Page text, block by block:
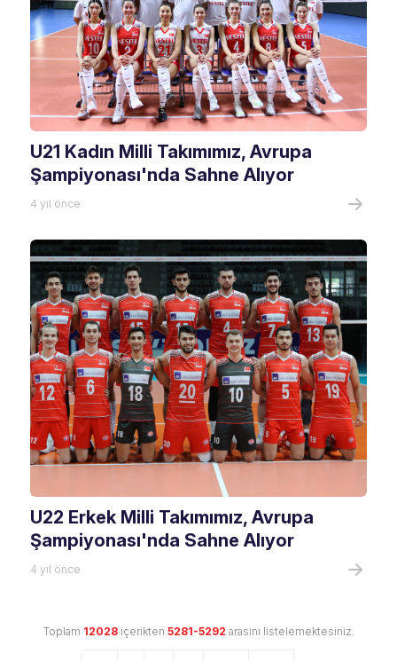
U21 Kadın Milli Takımımız, Avrupa
Şampiyonası'nda Sahne Alıyor
4 yıl önce
U22 Erkek Milli Takımımız, Avrupa
Şampiyonası'nda Sahne Alıyor
4 yıl önce
Toplam 12028içerikten 5281-5292 arasını listelemektesiniz.